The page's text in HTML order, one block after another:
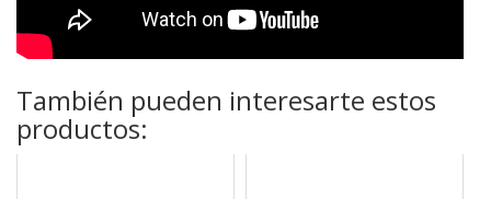
También pueden interesarte estos
productos: